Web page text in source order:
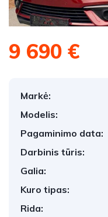
9 690 €
Markė:
Modelis:
Pagaminimo data:
Darbinis tūris:
Galia:
Kuro tipas:
Rida: